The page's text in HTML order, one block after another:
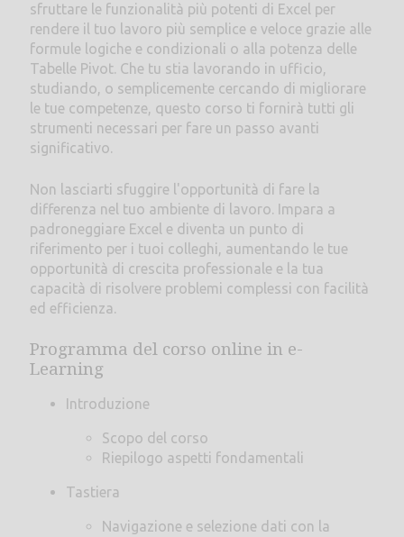
sfruttare le funzionalità più potenti di Excel per
rendere il tuo lavoro più semplice e veloce grazie alle
formule logiche e condizionali o alla potenza delle
Tabelle Pivot. Che tu stia lavorando in ufficio,
studiando, o semplicemente cercando di migliorare
le tue competenze, questo corso ti fornirà tutti gli
strumenti necessari per fare un passo avanti
significativo.
Non lasciarti sfuggire l'opportunità di fare la
differenza nel tuo ambiente di lavoro. Impara a
padroneggiare Excel e diventa un punto di
riferimento per i tuoi colleghi, aumentando le tue
opportunità di crescita professionale e la tua
capacità di risolvere problemi complessi con facilità
ed efficienza.
Programma del corso online in e-
Learning
Introduzione
Scopo del corso
Riepilogo aspetti fondamentali
Tastiera
Navigazione e selezione dati con la